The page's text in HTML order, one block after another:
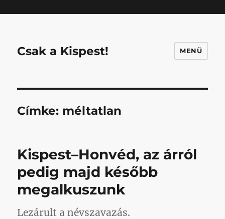
Csak a Kispest! MENÜ
Címke: méltatlan
Kispest–Honvéd, az árról
pedig majd később
megalkuszunk
Lezárult a névszavazás.